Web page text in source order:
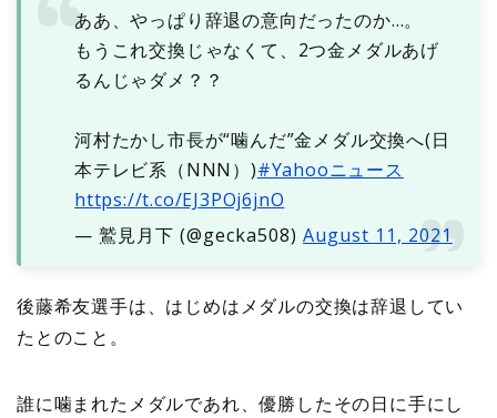
ああ、やっぱり辞退の意向だったのか…。
もうこれ交換じゃなくて、2つ金メダルあげ
るんじゃダメ？？
河村たかし市長が“噛んだ”金メダル交換へ(日
本テレビ系（NNN）)#Yahooニュース
https://t.co/EJ3POj6jnO
— 鷲見月下 (@gecka508) August 11, 2021
後藤希友選手は、はじめはメダルの交換は辞退してい
たとのこと。
誰に噛まれたメダルであれ、優勝したその日に手にし